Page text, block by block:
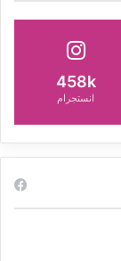
458k
انستجرام